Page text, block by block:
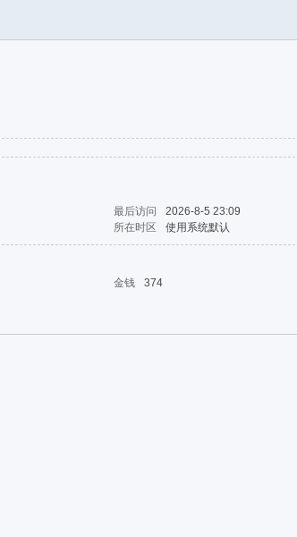
最后访问
2026-8-5 23:09
所在时区 使用系统默认
金钱
374